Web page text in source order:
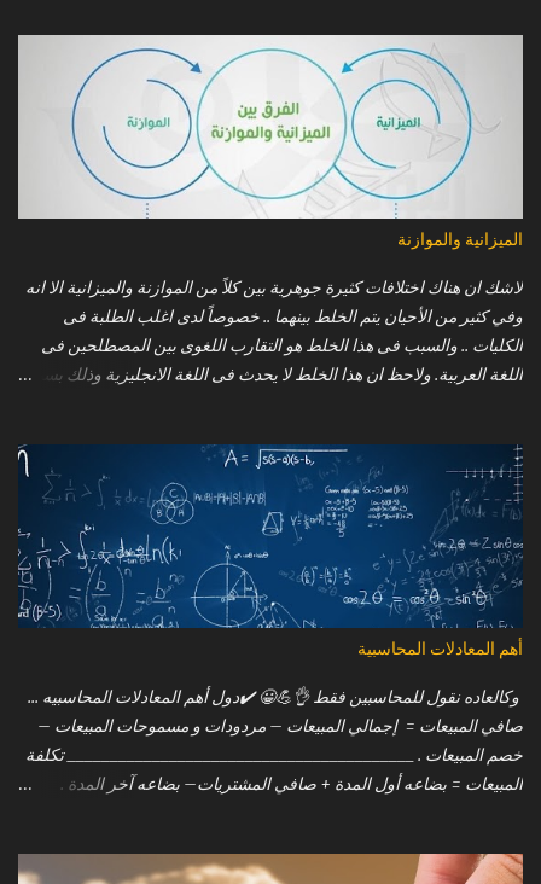
الميزانية والموازنة
لاشك ان هناك اختلافات كثيرة جوهرية بين كلاً من الموازنة والميزانية الا انه
وفي كثير من الأحيان يتم الخلط بينهما .. خصوصاً لدى اغلب الطلبة فى
الكليات .. والسبب فى هذا الخلط هو التقارب اللغوى بين المصطلحين فى
اللغة العربية. ولاحظ ان هذا الخلط لا يحدث فى اللغة الانجليزية وذلك بسبب
يلى بعض من تلك الاختلافات الجوهرية بين الموازنة والميزانية : الموازنة (
Budget ) : 1. خطة مستقبلية (ترتبط بالمستقبل). 2. الارقام فى الموازنة
الموازنة هي القوائم المالية المتوقعة ( pre planned financial statement
) والمخطط له مسبقًا والتى تقوم الادارة باعدادها استناداً على تحليلات
مختلفة للمستقبل. 5. يمكن إعداد الموازنة مرة أو مرتين في السنة (يعتمد
ذلك على متطلبات المنشآة). 6. كما يمكن تعديل الموازنات بناء على
المتغيرات خلال الفترة. 7. يتم مقارنتها بالنتائج الفعلي...
أهم المعادلات المحاسبية
وكالعاده نقول للمحاسبين فقط 👌💪😀 ⁦✔️⁩دول أهم المعادلات المحاسبيه ...
صافي المبيعات = إجمالي المبيعات – مردودات و مسموحات المبيعات –
خصم المبيعات . _________________________________________ تكلفة
المبيعات = بضاعه أول المدة + صافي المشتريات– بضاعه آخر المدة .
المشتريات – خصم المشتريات .